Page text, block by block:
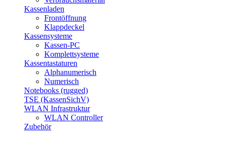
Kassenladen
Frontöffnung
Klappdeckel
Kassensysteme
Kassen-PC
Komplettsysteme
Kassentastaturen
Alphanumerisch
Numerisch
Notebooks (rugged)
TSE (KassenSichV)
WLAN Infrastruktur
WLAN Controller
Zubehör